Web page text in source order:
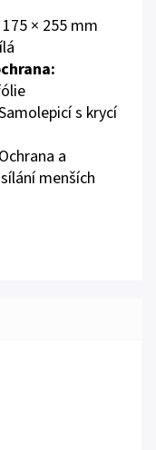
175 × 255 mm
s krycí
Ochrana a
menších